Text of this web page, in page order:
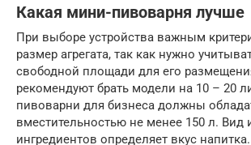
Какая мини-пивоварня лучше
При выборе устройства важным
размер агрегата, так как нужно
свободной площади для его
рекомендуют брать модели на 10 – 20
пивоварни для бизнеса должны
вместительностью не менее 150 л. Вид
ингредиентов определяет вкус напитка.